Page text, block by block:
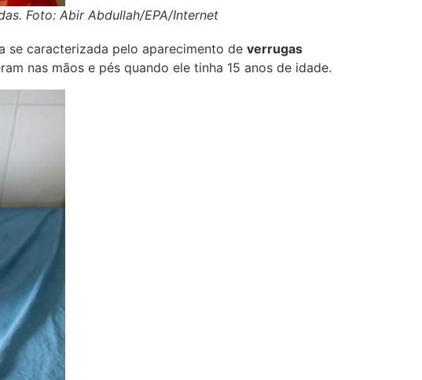
Foto: Abir Abdullah/EPA/Internet
se caracterizada pelo aparecimento de verrugas
nas mãos e pés quando ele tinha 15 anos de idade.